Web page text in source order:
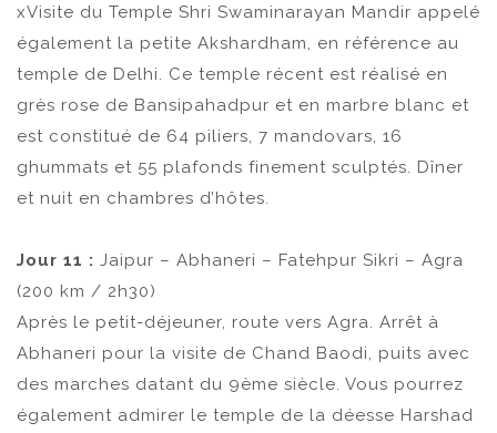
xVisite du Temple Shri Swaminarayan Mandir appelé
également la petite Akshardham, en référence au
temple de Delhi. Ce temple récent est réalisé en
grès rose de Bansipahadpur et en marbre blanc et
est constitué de 64 piliers, 7 mandovars, 16
ghummats et 55 plafonds finement sculptés. Dîner
et nuit en chambres d’hôtes.
Jour 11 : Jaipur – Abhaneri – Fatehpur Sikri – Agra
(200 km / 2h30)
Après le petit-déjeuner, route vers Agra. Arrêt à
Abhaneri pour la visite de Chand Baodi, puits avec
des marches datant du 9ème siècle. Vous pourrez
également admirer le temple de la déesse Harshad